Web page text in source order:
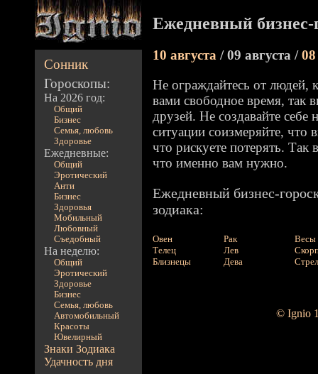
Сонник
Гороскопы:
На 2026 год:
Общий
Бизнес
Семья, любовь
Здоровье
Ежедневные:
Общий
Эротический
Анти
Бизнес
Здоровья
Мобильный
Любовный
Съедобный
На неделю:
Общий
Эротический
Здоровье
Бизнес
Семья, любовь
Автомобильный
Красоты
Ювелирный
Знаки Зодиака
Удачность дня
Ежедневный бизнес-
10 августа / 09 августа /
Не ограждайтесь от людей,
вами свободное время, так
друзей. Не создавайте
ситуации соизмеряйте, что
что рискуете потерять. Так
что именно вам нужно.
Ежедневный бизнес-
зодиака:
Овен
Телец
Близнецы
Рак
Лев
Дева
Весы
© Ignio